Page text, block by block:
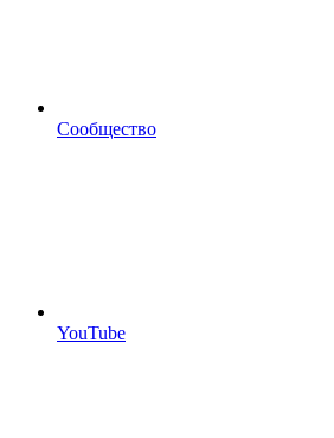
Сообщество
YouTube